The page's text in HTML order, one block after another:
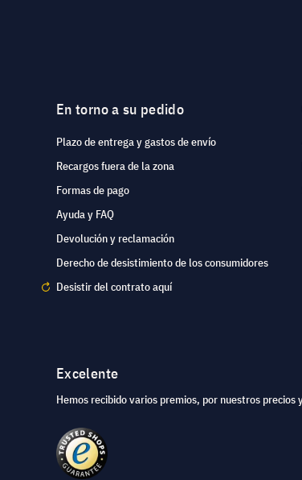
En torno a su pedido
Plazo de entrega y gastos de envío
Recargos fuera de la zona
Formas de pago
Ayuda y FAQ
Devolución y reclamación
Derecho de desistimiento de los consumidores
Desistir del contrato aquí
Excelente
Hemos recibido varios premios, por nuestros precios